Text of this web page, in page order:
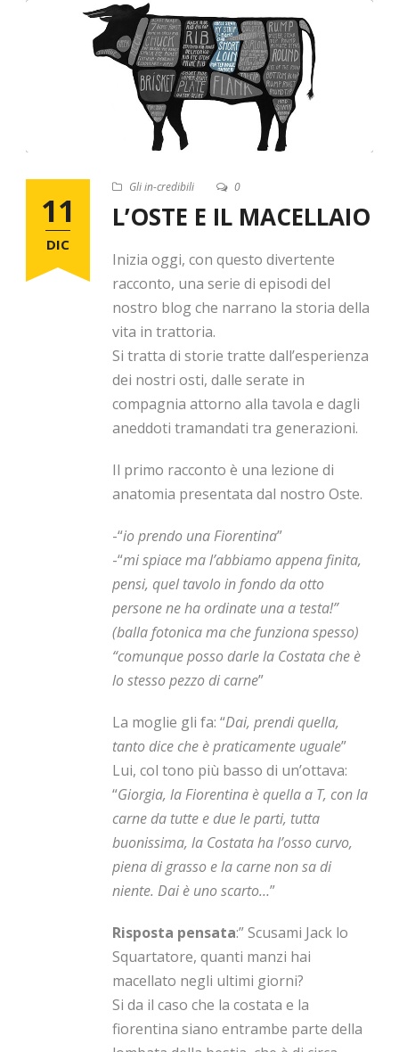
11
DIC
Gli in-credibili 0
L’OSTE E IL MACELLAIO
Inizia oggi, con questo divertente
racconto, una serie di episodi del
nostro blog che narrano la storia della
vita in trattoria.
Si tratta di storie tratte dall’esperienza
dei nostri osti, dalle serate in
compagnia attorno alla tavola e dagli
aneddoti tramandati tra generazioni.
Il primo racconto è una lezione di
anatomia presentata dal nostro Oste.
-“io prendo una Fiorentina”
-“mi spiace ma l’abbiamo appena finita,
pensi, quel tavolo in fondo da otto
persone ne ha ordinate una a testa!”
(balla fotonica ma che funziona spesso)
“comunque posso darle la Costata che è
lo stesso pezzo di carne”
La moglie gli fa: “Dai, prendi quella,
tanto dice che è praticamente uguale”
Lui, col tono più basso di un’ottava:
“Giorgia, la Fiorentina è quella a T, con la
carne da tutte e due le parti, tutta
buonissima, la Costata ha l’osso curvo,
piena di grasso e la carne non sa di
niente. Dai è uno scarto…”
Risposta pensata:” Scusami Jack lo
Squartatore, quanti manzi hai
macellato negli ultimi giorni?
Si da il caso che la costata e la
fiorentina siano entrambe parte della